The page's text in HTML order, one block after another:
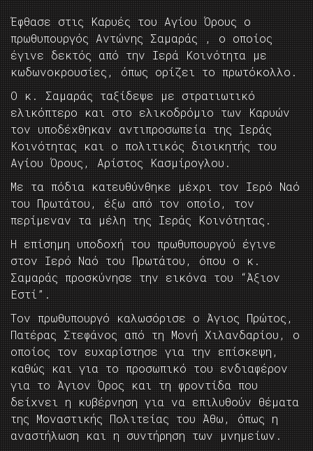
Έφθασε στις Καρυές του Αγίου Όρους ο
πρωθυπουργός Αντώνης Σαμαράς , ο οποίος
έγινε δεκτός από την Ιερά Κοινότητα με
κωδωνοκρουσίες, όπως ορίζει το πρωτόκολλο.
Ο κ. Σαμαράς ταξίδεψε με στρατιωτικό
ελικόπτερο και στο ελικοδρόμιο των Καρυών
τον υποδέχθηκαν αντιπροσωπεία της Ιεράς
Κοινότητας και ο πολιτικός διοικητής του
Αγίου Όρους, Αρίστος Κασμίρογλου.
Με τα πόδια κατευθύνθηκε μέχρι τον Ιερό Ναό
του Πρωτάτου, έξω από τον οποίο, τον
περίμεναν τα μέλη της Ιεράς Κοινότητας.
Η επίσημη υποδοχή του πρωθυπουργού έγινε
στον Ιερό Ναό του Πρωτάτου, όπου ο κ.
Σαμαράς προσκύνησε την εικόνα του “Άξιον
Εστί”.
Τον πρωθυπουργό καλωσόρισε ο Άγιος Πρώτος,
Πατέρας Στεφάνος από τη Μονή Χιλανδαρίου, ο
οποίος τον ευχαρίστησε για την επίσκεψη,
καθώς και για το προσωπικό του ενδιαφέρον
για το Άγιον Όρος και τη φροντίδα που
δείχνει η κυβέρνηση για να επιλυθούν θέματα
της Μοναστικής Πολιτείας του Άθω, όπως η
αναστήλωση και η συντήρηση των μνημείων.